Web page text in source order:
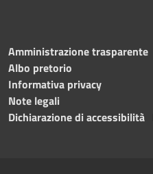
Amministrazione trasparente
Albo pretorio
Informativa privacy
Note legali
Dichiarazione di accessibilità